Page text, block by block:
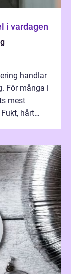
trygg el i vardagen
handlar
För många i
mest
hårt